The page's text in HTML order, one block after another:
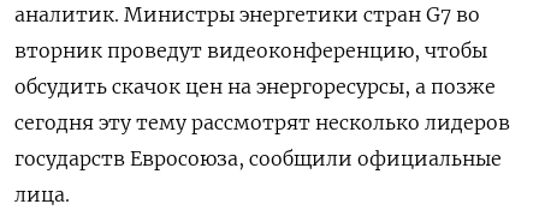
аналитик. Министры энергетики стран G7 во
вторник ​проведут видеоконференцию, чтобы
обсудить скачок цен на энергоресурсы, а позже
сегодня эту тему ‌рассмотрят несколько лидеров
государств Евросоюза, сообщили официальные
лица.